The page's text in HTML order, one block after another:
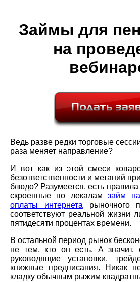
Займы для
на
Ведь разве редки торговые
раза меняет направление?
И вот как из этой смеси
безответственности и метаний
блюдо? Разумеется, есть правила
скроенные по лекаламзайм
оплаты интернета рыночного
соответствуют реальной жизни
пятидесяти процентах времени.
В остальной период рынок
не тем, кто он есть. А значит,
руководящие установки,
книжные предписания. Никак
кладку обычным рыжим